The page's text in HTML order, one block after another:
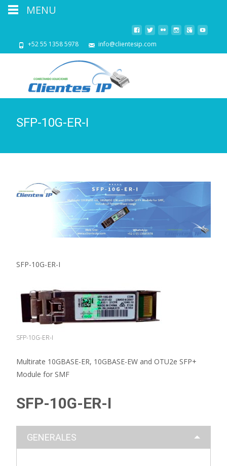
+52 55 1358 5978 info@clientesip.com
SFP-10G-ER-I
SFP-10G-ER-I
SFP-10G-ER-I
Multirate 10GBASE-ER, 10GBASE-EW and OTU2e SFP+
Module for SMF
SFP-10G-ER-I
GENERALES
MENU